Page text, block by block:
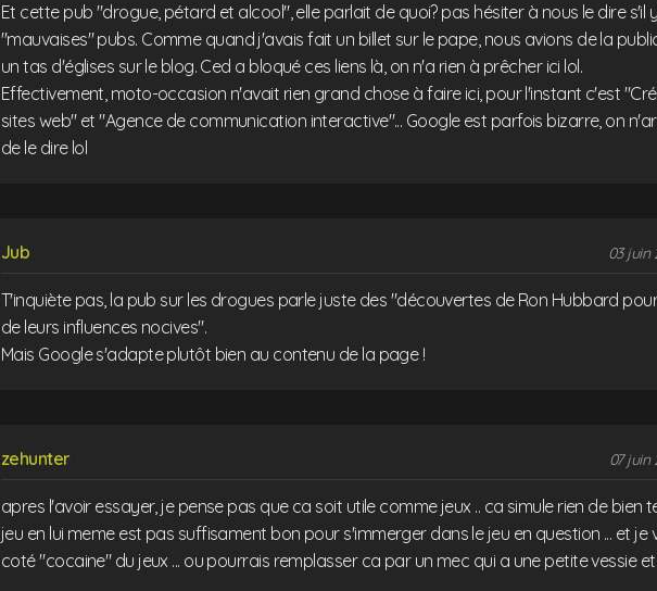
Et cette pub "drogue, pétard et alcool", elle parlait de quoi? pas hésiter à nous le dire s'il
"mauvaises" pubs. Comme quand j'avais fait un billet sur le pape, nous avions de la
un tas d'églises sur le blog. Ced a bloqué ces liens là, on n'a rien à prêcher ici lol.
Effectivement, moto-occasion n'avait rien grand chose à faire ici, pour l'instant c'est
sites web" et "Agence de communication interactive"... Google est parfois bizarre, on
de le dire lol
Jub 03 juin
T'inquiète pas, la pub sur les drogues parle juste des "découvertes de Ron Hubbard
de leurs influences nocives".
Mais Google s'adapte plutôt bien au contenu de la page !
zehunter 07 juin
apres l'avoir essayer, je pense pas que ca soit utile comme jeux .. ca simule rien de bien
jeu en lui meme est pas suffisament bon pour s'immerger dans le jeu en question ... et je
coté "cocaine" du jeux ... ou pourrais remplasser ca par un mec qui a une petite vessie et